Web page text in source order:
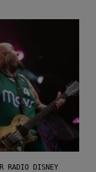
RADIO DISNEY